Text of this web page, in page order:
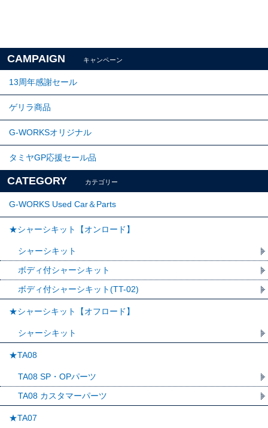
CAMPAIGN キャンペーン
13周年感謝セール
ゲリラ商品
G-WORKSオリジナル
タミヤGP応援セール品
CATEGORY カテゴリー
G-WORKS Used Car＆Parts
★シャーシキット【オンロード】
シャーシキット
ボディ付シャーシキット
ボディ付シャーシキット(TT-02)
★シャーシキット【オフロード】
シャーシキット
★TA08
TA08 SP・OPパーツ
TA08 カスタマーパーツ
★TA07